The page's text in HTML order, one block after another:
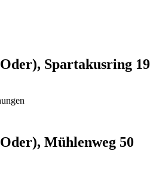
Spartakusring 19
Mühlenweg 50